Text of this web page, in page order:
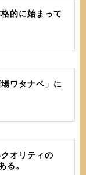
的に始まって
ワタナベ」に
オリティの
る。